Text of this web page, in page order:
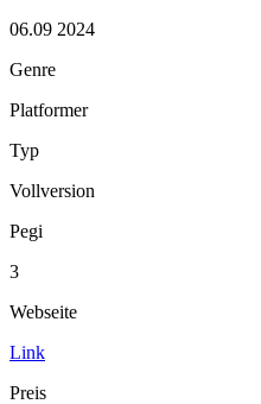
06.09 2024
Genre
Platformer
Typ
Vollversion
Pegi
3
Webseite
Link
Preis